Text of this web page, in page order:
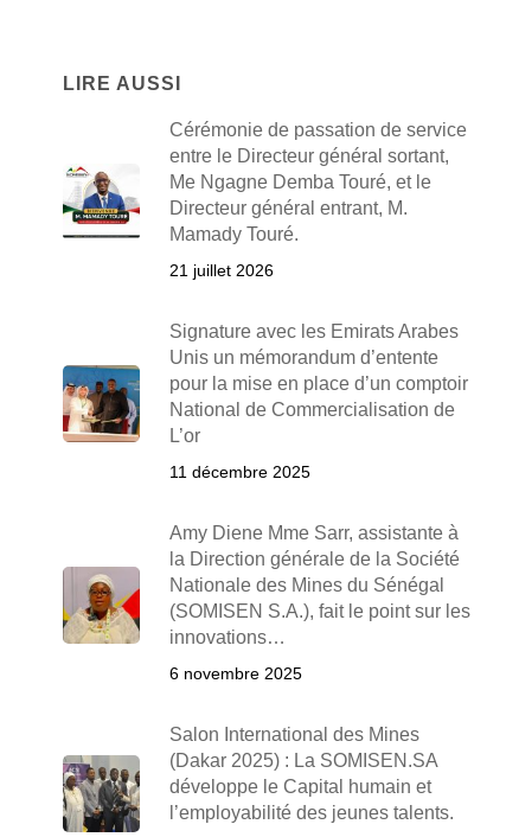
LIRE AUSSI
Cérémonie de passation de service
entre le Directeur général sortant,
Me Ngagne Demba Touré, et le
Directeur général entrant, M.
Mamady Touré.
21 juillet 2026
Signature avec les Emirats Arabes
Unis un mémorandum d’entente
pour la mise en place d’un comptoir
National de Commercialisation de
L’or
11 décembre 2025
Amy Diene Mme Sarr, assistante à
la Direction générale de la Société
Nationale des Mines du Sénégal
(SOMISEN S.A.), fait le point sur les
innovations…
6 novembre 2025
Salon International des Mines
(Dakar 2025) : La SOMISEN.SA
développe le Capital humain et
l’employabilité des jeunes talents.